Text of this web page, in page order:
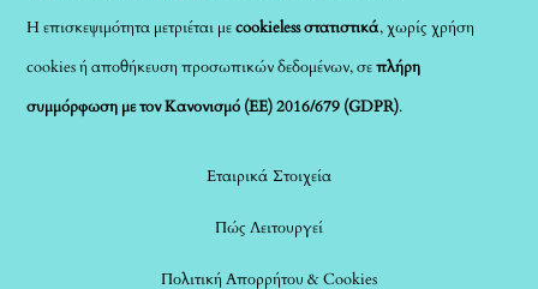
Η επισκεψιμότητα μετριέται μεcookieless στατιστικά, χωρίς χρήση
cookies ή αποθήκευση προσωπικών δεδομένων, σεπλήρη
συμμόρφωση με τον Κανονισμό (ΕΕ) 2016/679 (GDPR).
Εταιρικά Στοιχεία
Πώς Λειτουργεί
Πολιτική Απορρήτου & Cookies